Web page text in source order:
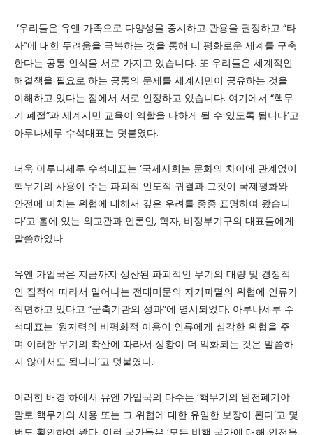
‘우리들은 유엔 가족으로 다양성을 중시하고 관용을 권장하고 “타
자”에 대한 두려움을 극복하는 것을 통해 더 평화로운 세계를 구축
한다는 공통 인식을 서로 가지고 있습니다. 또 우리들은 세계적인
해결책을 필요로 하는 공통의 문제를 세계시민이 공유하는 것을
이해하고 있다는 점에서 서로 인정하고 있습니다. 여기에서 “핵무
기 폐절”과 세계시민 교육이 역할을 다하게 될 수 있도록 됩니다’고
아루나세루 수석대표는 덧붙였다.
더욱 아루나세루 수석대표는 ‘국제사회는 문화의 차이에 관계없이
핵무기의 사용이 주는 파괴적 인도적 귀결과 그것이 국제평화와
안전에 미치는 위협에 대해서 깊은 우려를 종종 표명하여 왔습니
다’고 홀에 있는 외교관과 언론인, 학자, 비정부기구의 대표들에게
말씀하였다.
유엔 가입국은 지금까지 생산된 파괴적인 무기의 대량 및 경쟁적
인 집적에 따라서 일어나는 전대미문의 자기파멸의 위협에 인류가
직면하고 있다고 “군축기관의 성과”에 명시되었다. 아루나세루 수
석대표는 ‘원자력의 비평화적 이용이 인류에게 심각한 위협을 주
며 이러한 무기의 확산에 따라서 상황이 더 악화되는 것은 말씀하
지 않아서도 됩니다’고 덧붙였다.
이러한 배경 하에서 유엔 가입국의 다수는 ‘핵무기의 완전폐기야
말로 핵무기의 사용 또는 그 위협에 대한 유일한 보장이 된다’고 몇
번도 확인하여 왔다. 이런 국가들은 ‘모든 비핵 국가에 대해 안전을